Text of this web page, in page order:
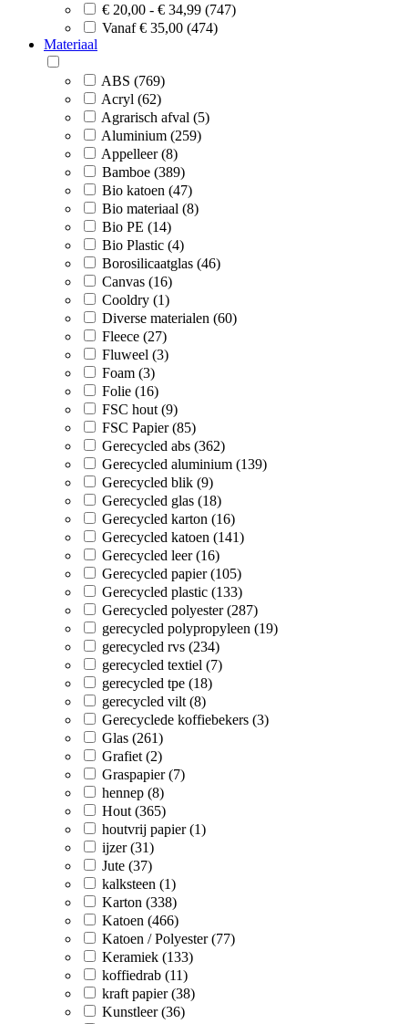
€ 20,00 - € 34,99 (747)
Vanaf € 35,00 (474)
Materiaal
ABS (769)
Acryl (62)
Agrarisch afval (5)
Aluminium (259)
Appelleer (8)
Bamboe (389)
Bio katoen (47)
Bio materiaal (8)
Bio PE (14)
Bio Plastic (4)
Borosilicaatglas (46)
Canvas (16)
Cooldry (1)
Diverse materialen (60)
Fleece (27)
Fluweel (3)
Foam (3)
Folie (16)
FSC hout (9)
FSC Papier (85)
Gerecycled abs (362)
Gerecycled aluminium (139)
Gerecycled blik (9)
Gerecycled glas (18)
Gerecycled karton (16)
Gerecycled katoen (141)
Gerecycled leer (16)
Gerecycled papier (105)
Gerecycled plastic (133)
Gerecycled polyester (287)
gerecycled polypropyleen (19)
gerecycled rvs (234)
gerecycled textiel (7)
gerecycled tpe (18)
gerecycled vilt (8)
Gerecyclede koffiebekers (3)
Glas (261)
Grafiet (2)
Graspapier (7)
hennep (8)
Hout (365)
houtvrij papier (1)
ijzer (31)
Jute (37)
kalksteen (1)
Karton (338)
Katoen (466)
Katoen / Polyester (77)
Keramiek (133)
koffiedrab (11)
kraft papier (38)
Kunstleer (36)